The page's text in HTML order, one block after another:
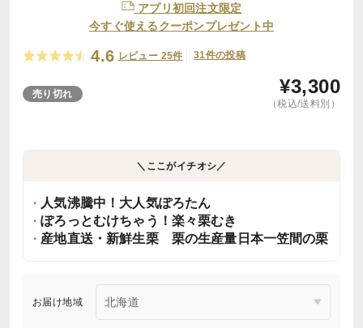
アプリ初回注文限定
今すぐ使えるクーポンプレゼント中
4.6 レビュー 25件 31件の投稿
売り切れ ¥3,300
（税込/送料別）
＼ここがイチオシ／
人気沸騰中！大人気ぽろたん
ぽろっとむけちゃう！楽々栗むき
産地直送・新鮮生栗 栗の生産量日本一笠間の栗
お届け地域